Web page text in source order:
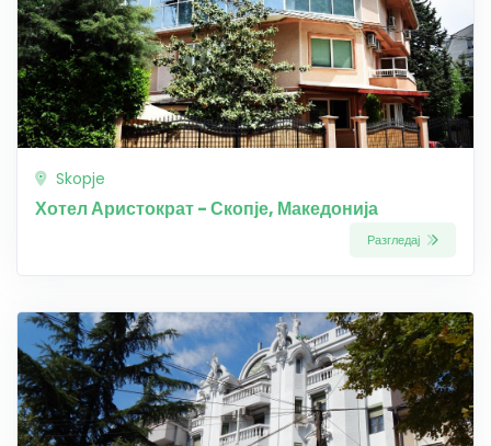
Skopje
Хотел Аристократ - Скопје, Македонија
Разгледај